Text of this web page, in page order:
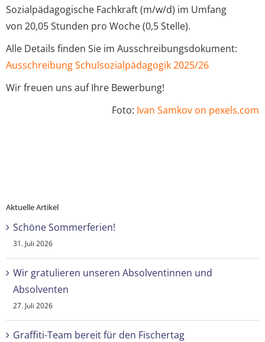
Sozialpädagogische Fachkraft (m/w/d) im Umfang
von 20,05 Stunden pro Woche (0,5 Stelle).
Alle Details finden Sie im Ausschreibungsdokument:
Ausschreibung Schulsozialpädagogik 2025/26
Wir freuen uns auf Ihre Bewerbung!
Foto: Ivan Samkov on pexels.com
Aktuelle Artikel
Schöne Sommerferien!
31. Juli 2026
Wir gratulieren unseren Absolventinnen und
Absolventen
27. Juli 2026
Graffiti-Team bereit für den Fischertag